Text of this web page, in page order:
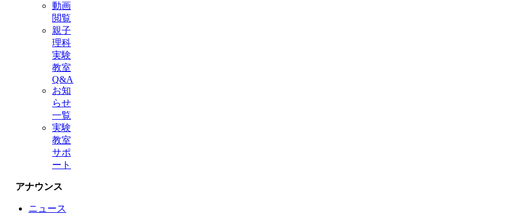
動画
閲覧
親子
理科
実験
教室
Q&A
お知
らせ
一覧
実験
教室
サポ
ート
アナウンス
ニュース